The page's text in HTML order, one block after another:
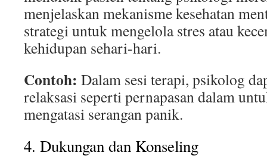
menjelaskan mekanisme kesehatan
strategi untuk mengelola stres atau
kehidupan sehari-hari.
Contoh: Dalam sesi terapi, psikolog
relaksasi seperti pernapasan dalam
mengatasi serangan panik.
4. Dukungan dan Konseling